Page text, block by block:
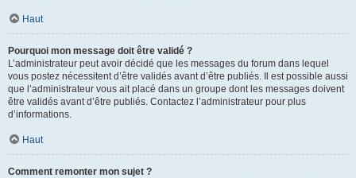
Haut
Pourquoi mon message doit être validé ?
L’administrateur peut avoir décidé que les messages du forum dans lequel
vous postez nécessitent d’être validés avant d’être publiés. Il est possible aussi
que l’administrateur vous ait placé dans un groupe dont les messages doivent
être validés avant d’être publiés. Contactez l’administrateur pour plus
d’informations.
Haut
Comment remonter mon sujet ?